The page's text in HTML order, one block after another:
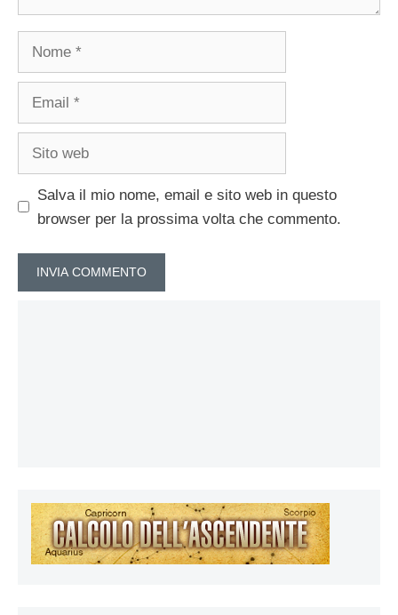
Salva il mio nome, email e sito web in questo
browser per la prossima volta che commento.